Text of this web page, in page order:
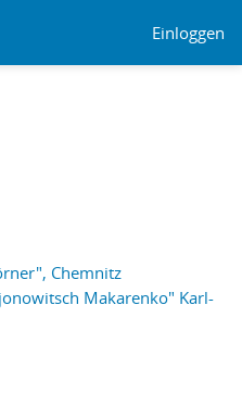
Einloggen
Chemnitz
Makarenko" Karl-